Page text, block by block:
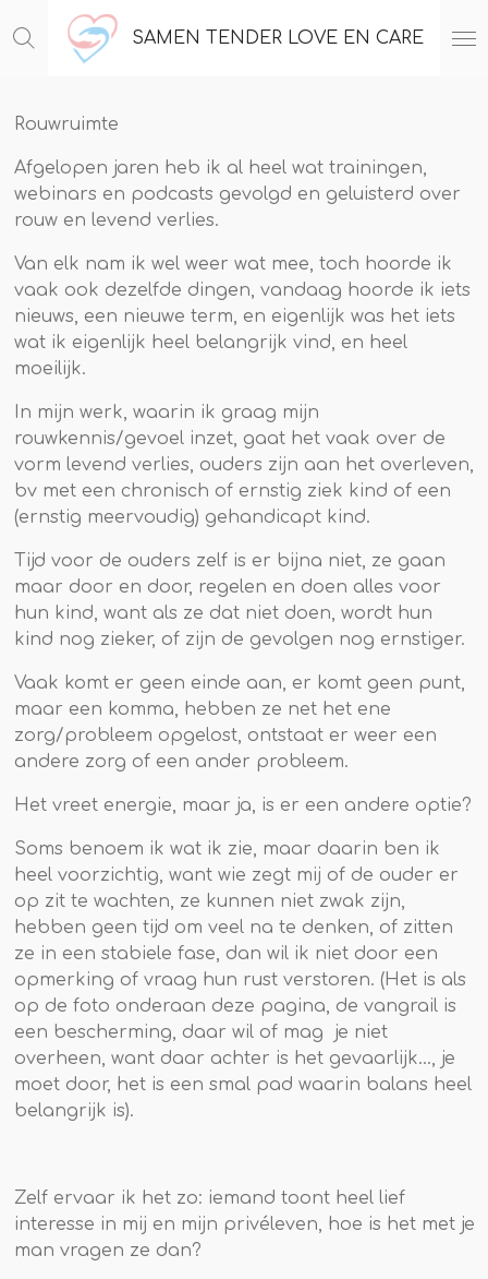
direct
hoofdinhoud
SAMEN TENDER LOVE EN CARE
Rouwruimte
Afgelopen jaren heb ik al heel wat trainingen,
webinars en podcasts gevolgd en geluisterd over
rouw en levend verlies.
Van elk nam ik wel weer wat mee, toch hoorde ik
vaak ook dezelfde dingen, vandaag hoorde ik iets
nieuws, een nieuwe term, en eigenlijk was het iets
wat ik eigenlijk heel belangrijk vind, en heel
moeilijk.
In mijn werk, waarin ik graag mijn
rouwkennis/gevoel inzet, gaat het vaak over de
vorm levend verlies, ouders zijn aan het overleven,
bv met een chronisch of ernstig ziek kind of een
(ernstig meervoudig) gehandicapt kind.
Tijd voor de ouders zelf is er bijna niet, ze gaan
maar door en door, regelen en doen alles voor
hun kind, want als ze dat niet doen, wordt hun
kind nog zieker, of zijn de gevolgen nog ernstiger.
Vaak komt er geen einde aan, er komt geen punt,
maar een komma, hebben ze net het ene
zorg/probleem opgelost, ontstaat er weer een
andere zorg of een ander probleem.
Het vreet energie, maar ja, is er een andere optie?
Soms benoem ik wat ik zie, maar daarin ben ik
heel voorzichtig, want wie zegt mij of de ouder er
op zit te wachten, ze kunnen niet zwak zijn,
hebben geen tijd om veel na te denken, of zitten
ze in een stabiele fase, dan wil ik niet door een
opmerking of vraag hun rust verstoren. (Het is als
op de foto onderaan deze pagina, de vangrail is
een bescherming, daar wil of mag je niet
overheen, want daar achter is het gevaarlijk..., je
moet door, het is een smal pad waarin balans heel
belangrijk is).
Zelf ervaar ik het zo: iemand toont heel lief
interesse in mij en mijn privéleven, hoe is het met je
man vragen ze dan?